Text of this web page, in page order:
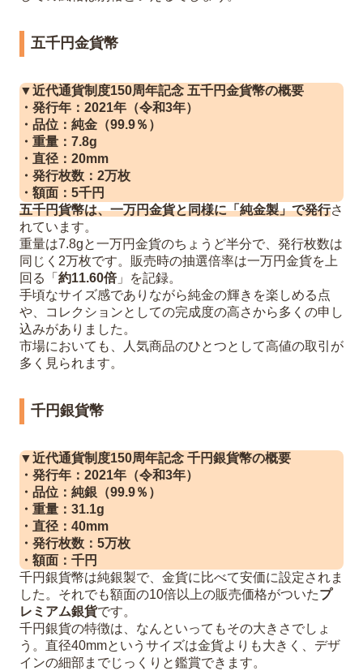
五千円金貨幣
▼近代通貨制度150周年記念 五千円金貨幣の概要
・発行年：2021年（令和3年）
・品位：純金（99.9％）
・重量：7.8g
・直径：20mm
・発行枚数：2万枚
・額面：5千円
五千円貨幣は、一万円金貨と同様に「純金製」で発行さ
れています。
重量は7.8gと一万円金貨のちょうど半分で、発行枚数は
同じく2万枚です。販売時の抽選倍率は一万円金貨を上
回る「 約11.60倍」を記録。
手頃なサイズ感でありながら純金の輝きを楽しめる点
や、コレクションとしての完成度の高さから多くの申し
込みがありました。
市場においても、人気商品のひとつとして高値の取引が
多く見られます。
千円銀貨幣
▼近代通貨制度150周年記念 千円銀貨幣の概要
・発行年：2021年（令和3年）
・品位：純銀（99.9％）
・重量：31.1g
・直径：40mm
・発行枚数：5万枚
・額面：千円
千円銀貨幣は純銀製で、金貨に比べて安価に設定されま
した。それでも額面の10倍以上の販売価格がついたプ
レミアム銀貨です。
千円銀貨の特徴は、なんといってもその大きさでしょ
う。直径40mmというサイズは金貨よりも大きく、デザ
インの細部までじっくりと鑑賞できます。